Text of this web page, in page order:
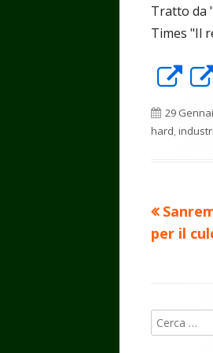
Tratto da
Times "Il
in
Pubblicato
29
hard,
articoli
per il
piè
Ricerca
per: